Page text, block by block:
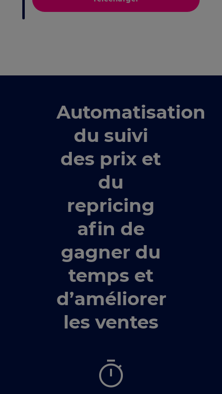
Automatisation
du suivi
des prix et
du
repricing
afin de
gagner du
temps et
d’améliorer
les ventes